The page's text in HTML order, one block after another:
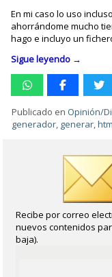
En mi caso lo uso
ahorrándome mucho
hago e incluyo un
Sigue leyendo →
Publicado en Opinión/
generador, generar,
Recibe por correo
nuevos contenidos
baja).